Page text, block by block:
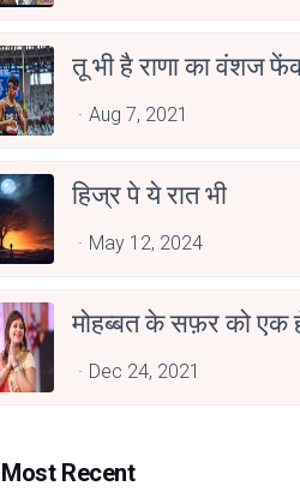
तू भी है राणा का वंशज
Aug 7, 2021
हिज्र पे ये रात भी
May 12, 2024
Dec 24, 2021
Most Recent